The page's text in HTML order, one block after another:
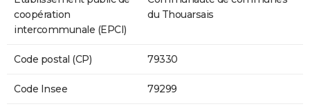
coopération
intercommunale (EPCI)
du Thouarsais
Code postal (CP) 79330
Code Insee 79299